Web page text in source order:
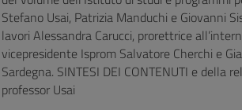
Stefano Usai, Patrizia Manduchi e Giovanni
lavori Alessandra Carucci, prorettrice
vicepresidente Isprom Salvatore Cherchi e
Sardegna. SINTESI DEI CONTENUTI e della
professor Usai